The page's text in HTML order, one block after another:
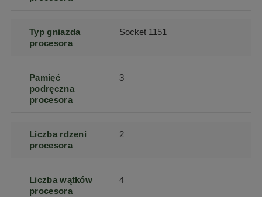
Typ gniazda
procesora
Socket 1151
Pamięć
podręczna
procesora
3
Liczba rdzeni
procesora
2
Liczba wątków
procesora
4